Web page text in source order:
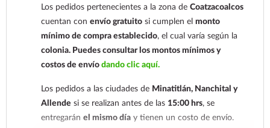
nuestro
921 261 8491
Los pedidos pertenecientes a la zona deCoatzacoalcos
cuentan conenvío gratuito si cumplen elmonto
mínimo de compra establecido, el cual varía según la
colonia. Puedes consultar los montos mínimos y
costos de envíodando clic aquí.
Los pedidos a las ciudades de Minatitlán, Nanchital y
Allende si se realizan antes de las 15:00 hrs, se
entregaránel mismo día y tienen un costo de envío.